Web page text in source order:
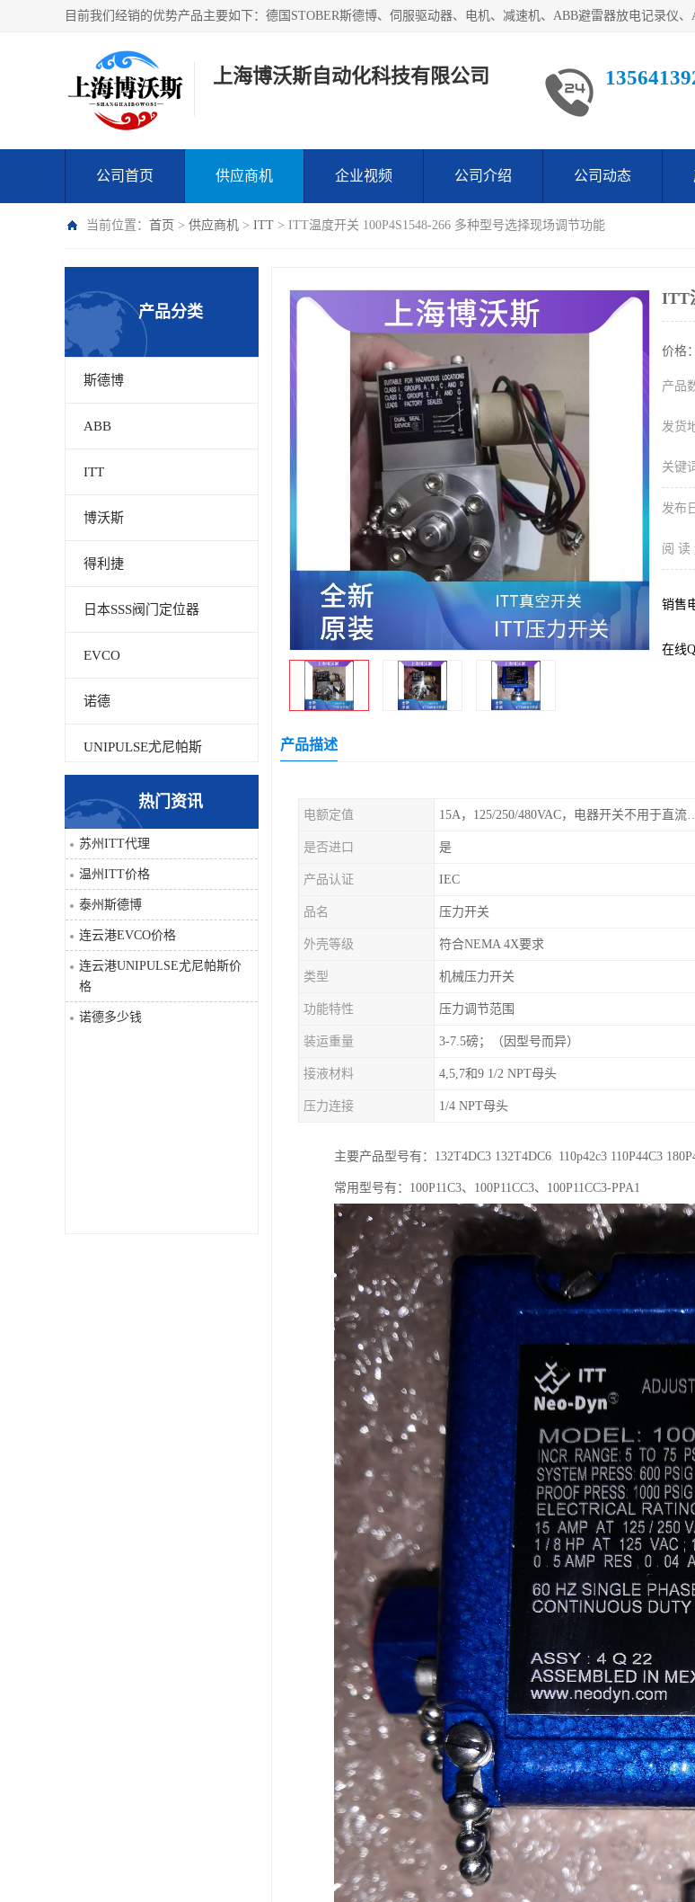
上海博沃斯自动化科技有限公司
公司首页 供应商机 企业视频 公司介绍 公司动态
当前位置： 首页 > 供应商机 > ITT > ITT温度开关 100P4S1548-266 多种型号选择现场调节功能
产品分类
斯德博
ABB
ITT
博沃斯
得利捷
日本SSS阀门定位器
EVCO
诺德
UNIPULSE尤尼帕斯
科比
三菱
DRPAG
热门资讯
苏州ITT代理
温州ITT价格
泰州斯德博
连云港EVCO价格
连云港UNIPULSE尤尼帕斯价
格
诺德多少钱
ITT
价格
产品
发货
关键
发布
阅 读
销售
在线
产品描述
电额定值 15A，125/250/480VAC，
是否进口 是
产品认证 IEC
品名 压力开关
外壳等级 符合NEMA 4X要求
类型 机械压力开关
功能特性 压力调节范围
装运重量 3-7.5磅；（因型号而异）
接液材料 4,5,7和9 1/2 NPT母头
压力连接 1/4 NPT母头
主要产品型号有：132T4DC3 132T4DC6 110p42c3 110P44C3
常用型号有：100P11C3、100P11CC3、100P11CC3-PPA1